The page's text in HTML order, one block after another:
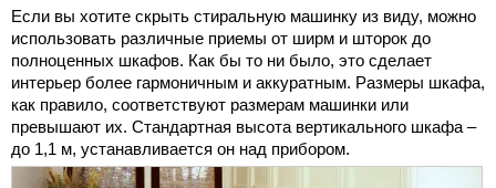
Если вы хотите скрыть стиральную машинку из виду, можно
использовать различные приемы от ширм и шторок до
полноценных шкафов. Как бы то ни было, это сделает
интерьер более гармоничным и аккуратным. Размеры шкафа,
как правило, соответствуют размерам машинки или
превышают их. Стандартная высота вертикального шкафа –
до 1,1 м, устанавливается он над прибором.